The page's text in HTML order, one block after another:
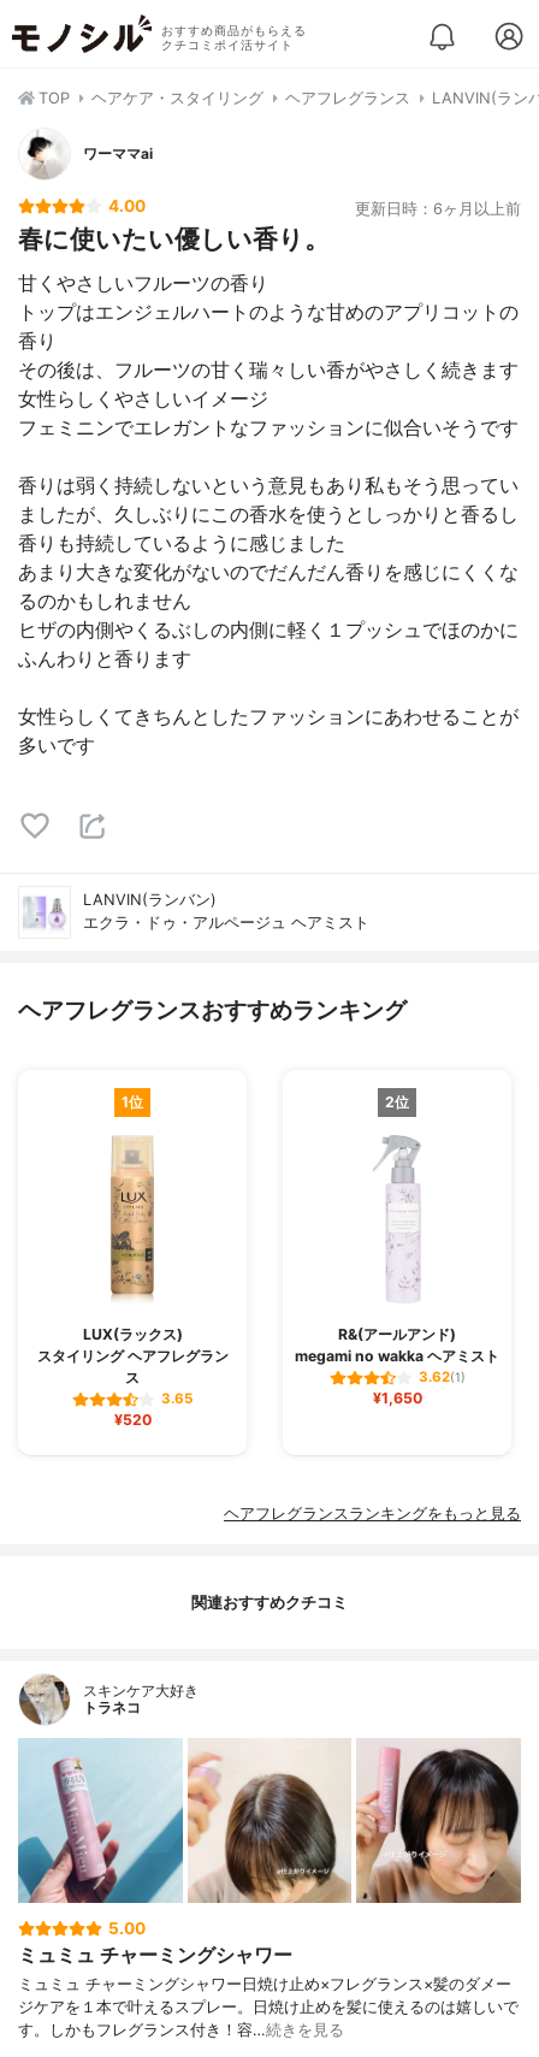
おすすめ商品がもらえる
クチコミポイ活サイト
TOP ヘアケア・スタイリング ヘアフレグランス LANVIN(ラン
ワーママai
4.00 更新日時：6ヶ月以上前
春に使いたい優しい香り。
甘くやさしいフルーツの香り
トップはエンジェルハートのような甘めのアプリコットの
香り
その後は、フルーツの甘く瑞々しい香がやさしく続きます
女性らしくやさしいイメージ
フェミニンでエレガントなファッションに似合いそうです
香りは弱く持続しないという意見もあり私もそう思ってい
ましたが、久しぶりにこの香水を使うとしっかりと香るし
香りも持続しているように感じました
あまり大きな変化がないのでだんだん香りを感じにくくな
るのかもしれません
ヒザの内側やくるぶしの内側に軽く１プッシュでほのかに
ふんわりと香ります
女性らしくてきちんとしたファッションにあわせることが
多いです
LANVIN(ランバン)
エクラ・ドゥ・アルページュ ヘアミスト
ヘアフレグランスおすすめランキング
1位
LUX(ラックス)
スタイリング ヘアフレグラン
ス
3.65
¥520
2位
R&(アールアンド)
megami no wakka ヘアミスト
3.62(1)
¥1,650
ヘアフレグランスランキングをもっと見る
関連おすすめクチコミ
スキンケア大好き
トラネコ
5.00
ミュミュ チャーミングシャワー
ミュミュ チャーミングシャワー日焼け止め×フレグランス×髪のダメー
ジケアを１本で叶えるスプレー。日焼け止めを髪に使えるのは嬉しいで
す。しかもフレグランス付き！容…続きを見る